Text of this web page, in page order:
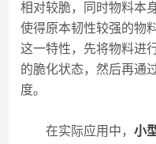
相对较脆，同时物料本
使得原本韧性较强的物
这一特性，先将物料进
的脆化状态，然后再通
度。
在实际应用中，小